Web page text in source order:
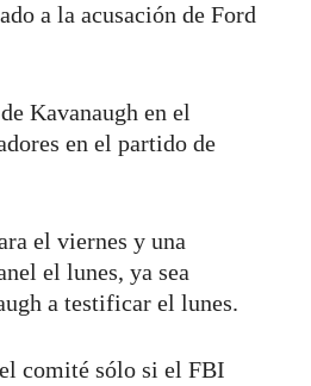
a la acusación de Ford
Kavanaugh en el
en el partido de
el viernes y una
el lunes, ya sea
a testificar el lunes.
comité sólo si el FBI